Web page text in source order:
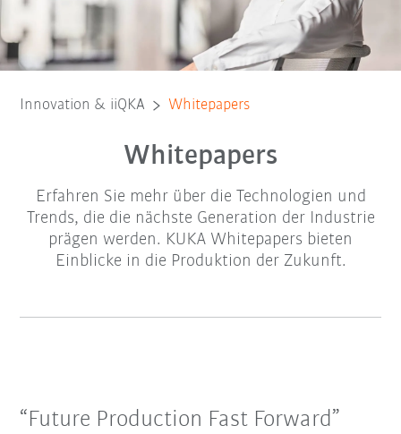
Innovation & iiQKA Whitepapers
Whitepapers
Erfahren Sie mehr über die Technologien und
Trends, die die nächste Generation der Industrie
prägen werden. KUKA Whitepapers bieten
Einblicke in die Produktion der Zukunft.
“Future Production Fast Forward”